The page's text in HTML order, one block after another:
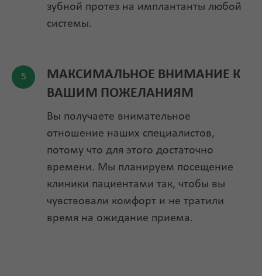
зубной протез на имплантанты любой
системы.
МАКСИМАЛЬНОЕ ВНИМАНИЕ К
ВАШИМ ПОЖЕЛАНИЯМ
Вы получаете внимательное
отношение наших специалистов,
потому что для этого достаточно
времени. Мы планируем посещение
клиники пациентами так, чтобы вы
чувствовали комфорт и не тратили
время на ожидание приема.